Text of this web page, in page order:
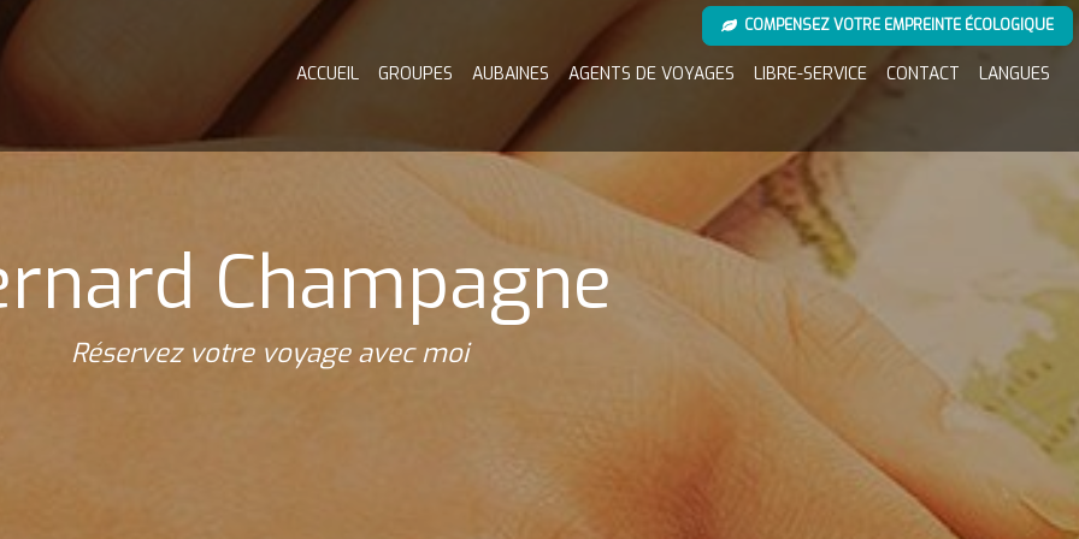
COMPENSEZ VOTRE EMPREINTE ÉCOLOGIQUE
ACCUEIL GROUPES AUBAINES AGENTS DE VOYAGES LIBRE-SERVICE CONTACT LANGUES
Champagne
Réservez votre voyage avec moi